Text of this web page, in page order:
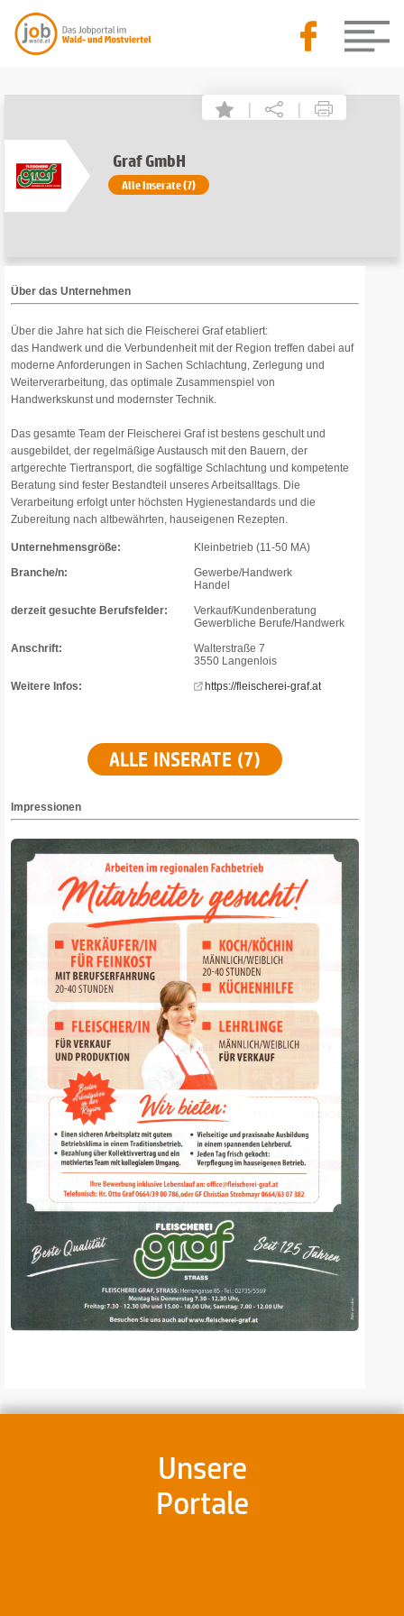
| |
Graf GmbH
Alle Inserate (7)
Über das Unternehmen
Über die Jahre hat sich die Fleischerei Graf etabliert:
das Handwerk und die Verbundenheit mit der Region treffen dabei auf
moderne Anforderungen in Sachen Schlachtung, Zerlegung und
Weiterverarbeitung, das optimale Zusammenspiel von
Handwerkskunst und modernster Technik.
Das gesamte Team der Fleischerei Graf ist bestens geschult und
ausgebildet, der regelmäßige Austausch mit den Bauern, der
artgerechte Tiertransport, die sogfältige Schlachtung und kompetente
Beratung sind fester Bestandteil unseres Arbeitsalltags. Die
Verarbeitung erfolgt unter höchsten Hygienestandards und die
Zubereitung nach altbewährten, hauseigenen Rezepten.
Unternehmensgröße:
Kleinbetrieb (11-50 MA)
Branche/n:
Gewerbe/Handwerk
Handel
derzeit gesuchte Berufsfelder:
Verkauf/Kundenberatung
Gewerbliche Berufe/Handwerk
Anschrift:
Walterstraße 7
3550 Langenlois
Weitere Infos:
https://fleischerei-graf.at
ALLE INSERATE (7)
Impressionen
Unsere
Portale